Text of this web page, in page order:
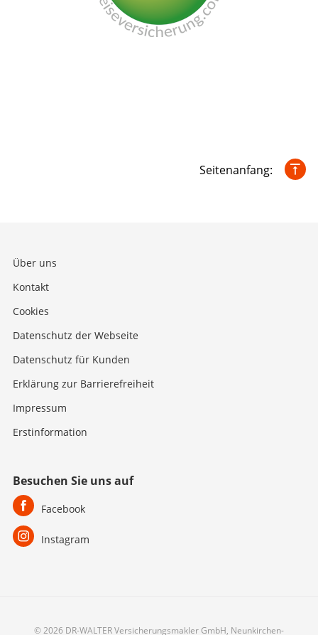
Seitenanfang:
Über uns
Kontakt
Cookies
Datenschutz der Webseite
Datenschutz für Kunden
Erklärung zur Barrierefreiheit
Impressum
Erstinformation
Besuchen Sie uns auf
Facebook
Instagram
© 2026 DR-WALTER Versicherungsmakler GmbH, Neunkirchen-